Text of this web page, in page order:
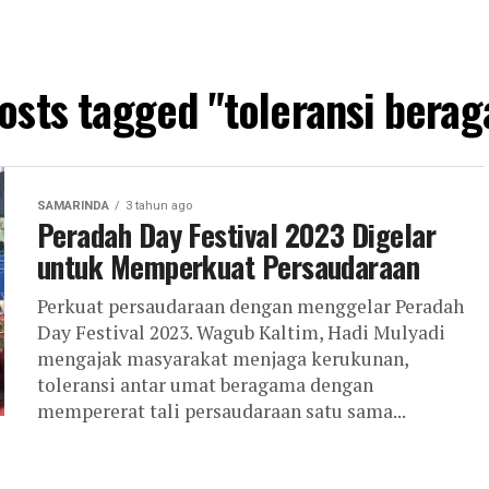
tagged "toleransi
SAMARINDA 3 tahun ago
Peradah Day Festival 2023 Digelar
untuk Memperkuat Persaudaraan
Perkuat persaudaraan dengan menggelar Peradah
Day Festival 2023. Wagub Kaltim, Hadi Mulyadi
mengajak masyarakat menjaga kerukunan,
toleransi antar umat beragama dengan
mempererat tali persaudaraan satu sama...